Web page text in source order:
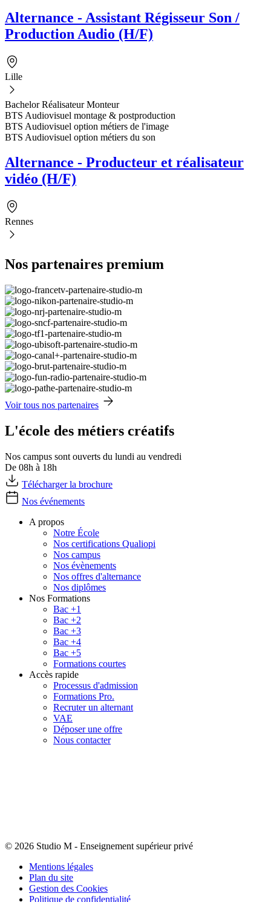
Alternance - Assistant Régisseur Son /
Production Audio (H/F)
Lille
Bachelor Réalisateur Monteur
BTS Audiovisuel montage & postproduction
BTS Audiovisuel option métiers de l'image
BTS Audiovisuel option métiers du son
Alternance - Producteur et réalisateur
vidéo (H/F)
Rennes
Nos partenaires premium
Voir tous nos partenaires
L'école des métiers créatifs
Nos campus sont ouverts du lundi au vendredi
De 08h à 18h
Télécharger la brochure
Nos événements
A propos
Notre École
Nos certifications Qualiopi
Nos campus
Nos évènements
Nos offres d'alternance
Nos diplômes
Nos Formations
Bac +1
Bac +2
Bac +3
Bac +4
Bac +5
Formations courtes
Accès rapide
Processus d'admission
Formations Pro.
Recruter un alternant
VAE
Déposer une offre
Nous contacter
© 2026 Studio M - Enseignement supérieur privé
Mentions légales
Plan du site
Gestion des Cookies
Politique de confidentialité